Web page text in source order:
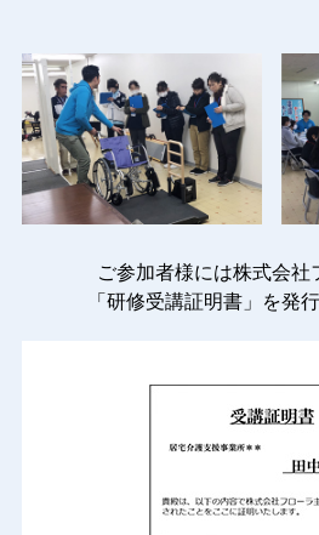
ご参加者様には株式会社
「研修受講証明書」を発